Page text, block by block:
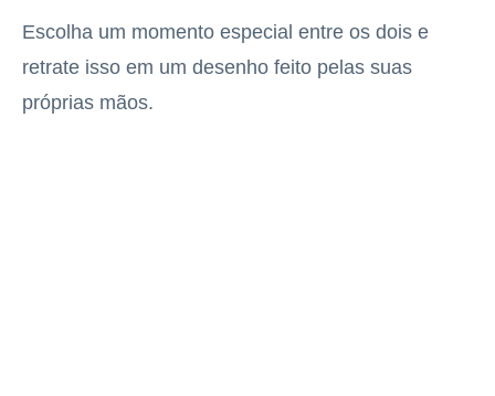
Escolha um momento especial entre os dois e
retrate isso em um desenho feito pelas suas
próprias mãos.